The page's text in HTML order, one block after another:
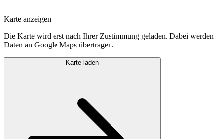
Karte anzeigen
Die Karte wird erst nach Ihrer Zustimmung geladen. Dabei werden
Daten an Google Maps übertragen.
Karte laden